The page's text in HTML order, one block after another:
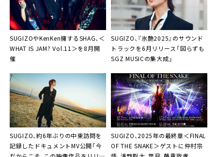
SUGIZOやKenKen擁するSHAG、＜
WHAT IS JAM? Vol.11＞を8月開
催
SUGIZO、『氷艶2025』のサウンド
トラックを6月リリース「図らずも
SGZ MUSICの集大成」
SUGIZO、約6年ぶりの中東訪問を
記録したドキュメントMV公開「今
SUGIZO、2025年の最終章＜FINAL
OF THE SNAKE＞ゲストに仲村宗